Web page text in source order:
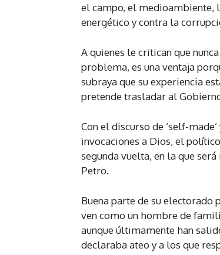
el campo, el medioambiente,
energético y contra la
A quienes le critican que
problema, es una ventaja
subraya que su experiencia
pretende trasladar al
Con el discurso de ‘self-
invocaciones a Dios, el
segunda vuelta, en la que
Petro.
Buena parte de su electorado
ven como un hombre de
aunque últimamente han
declaraba ateo y a los que